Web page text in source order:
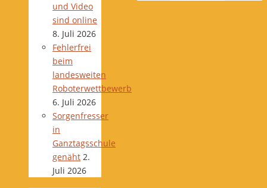
und Video
sind online
8. Juli 2026
Fehlerfrei
beim
landesweiten
Roboterwettbewerb
6. Juli 2026
Sorgenfresser
in
Ganztagsschule
genäht 2.
Juli 2026